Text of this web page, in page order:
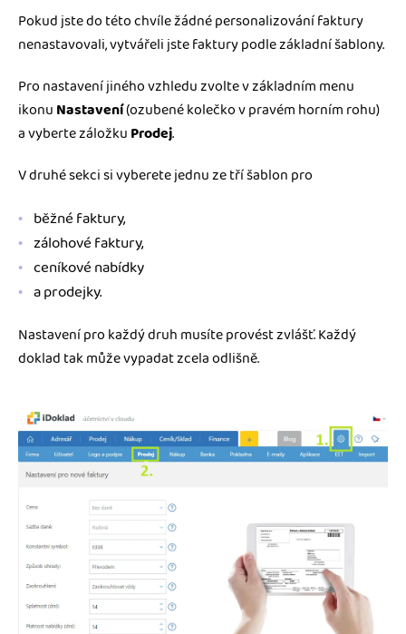
Pokud jste do této chvíle žádné personalizování faktury
nenastavovali, vytvářeli jste faktury podle základní šablony.
Pro nastavení jiného vzhledu zvolte v základním menu
ikonu Nastavení(ozubené kolečko v pravém horním rohu)
a vyberte záložku Prodej.
V druhé sekci si vyberete jednu ze tří šablon pro
běžné faktury,
zálohové faktury,
ceníkové nabídky
a prodejky.
Nastavení pro každý druh musíte provést zvlášť. Každý
doklad tak může vypadat zcela odlišně.